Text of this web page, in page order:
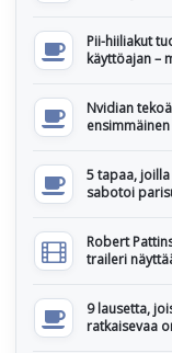
Pii-hiiliakut
käyttöajan –
Nvidian
5 tapaa,
sabotoi
Robert
traileri
9 lausetta,
ratkaisevaa